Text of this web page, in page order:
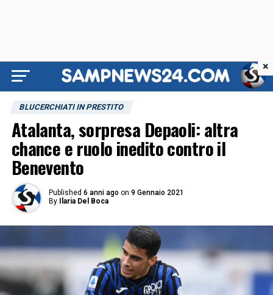
BLUCERCHIATI IN PRESTITO
Atalanta, sorpresa Depaoli: altra
chance e ruolo inedito contro il
Benevento
Published 6 anni ago on 9 Gennaio 2021
By
Ilaria Del Boca
×